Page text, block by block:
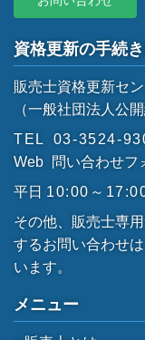
資格更新の手続
販売士資格更新セ
（一般社団法人公
TEL
03-3524-
Web
問い合わせフ
平日 10:00～
その他、販売士専
するお問い合わせ
います。
メニュー